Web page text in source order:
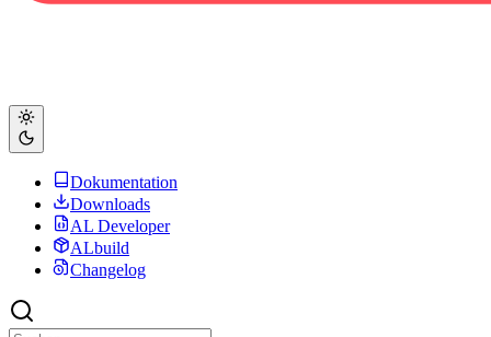
Dokumentation
Downloads
AL Developer
ALbuild
Changelog